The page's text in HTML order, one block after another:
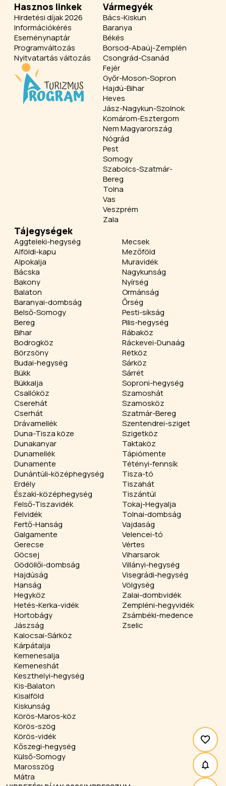
Hasznos linkek
Hirdetési díjak 2026
Információkérés
Eseménynaptár
Programváltozás
Nyitvatartás változás
Vármegyék
Bács-Kiskun
Baranya
Békés
Borsod-Abaúj-Zemplén
Csongrád-Csanád
Fejér
Győr-Moson-Sopron
Hajdú-Bihar
Heves
Jász-Nagykun-Szolnok
Komárom-Esztergom
Nem Magyarország
Nógrád
Pest
Somogy
Szabolcs-Szatmár-
Bereg
Tolna
Vas
Veszprém
Zala
Tájegységek
Aggteleki-hegység
Alföldi-kapu
Alpokalja
Bácska
Bakony
Balaton
Baranyai-dombság
Belső-Somogy
Bereg
Bihar
Bodrogköz
Börzsöny
Budai-hegység
Bükk
Bükkalja
Csallóköz
Cserehát
Cserhát
Drávamellék
Duna-Tisza köze
Dunakanyar
Dunamellék
Dunamente
Dunántúli-középhegység
Erdély
Északi-középhegység
Felső-Tiszavidék
Felvidék
Fertő-Hanság
Galgamente
Gerecse
Göcsej
Gödöllői-dombság
Hajdúság
Hanság
Hegyköz
Hetés-Kerka-vidék
Hortobágy
Jászság
Kalocsai-Sárköz
Kárpátalja
Kemenesalja
Kemeneshát
Keszthelyi-hegység
Kis-Balaton
Kisalföld
Kiskunság
Körös-Maros-köz
Körös-szög
Körös-vidék
Kőszegi-hegység
Külső-Somogy
Marosszög
Mátra
Mecsek
Mezőföld
Muravidék
Nagykunság
Nyírség
Ormánság
Őrség
Pesti-síkság
Pilis-hegység
Rábaköz
Ráckevei-Dunaág
Rétköz
Sárköz
Sárrét
Soproni-hegység
Szamoshát
Szamosköz
Szatmár-Bereg
Szentendrei-sziget
Szigetköz
Taktaköz
Tápiómente
Tétényi-fennsík
Tisza-tó
Tiszahát
Tiszántúl
Tokaj-Hegyalja
Tolnai-dombság
Vajdaság
Velencei-tó
Vértes
Viharsarok
Villányi-hegység
Visegrádi-hegység
Völgység
Zalai-dombvidék
Zempléni-hegyvidék
Zsámbéki-medence
Zselic